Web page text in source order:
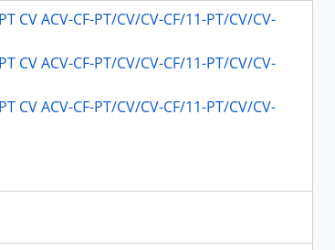
2012, 2012
2006, 2006
2009
2011
2023
2023
Mar, 2023
de José Mariano Gago. Hoje os Caminhos do
ACV-CF-PT/CV/CV-CF/11-PT/CV/CV-
ACV-CF-PT/CV/CV-CF/11-PT/CV/CV-
ACV-CF-PT/CV/CV-CF/11-PT/CV/CV-